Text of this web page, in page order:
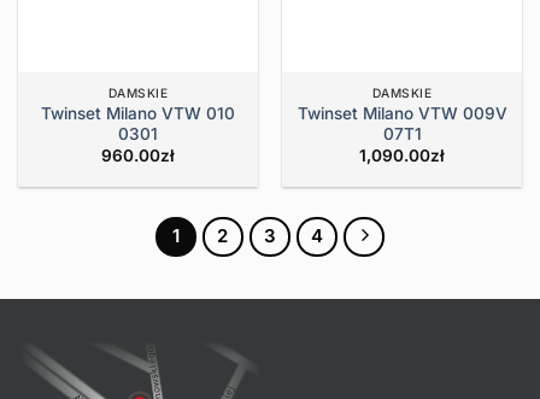
DAMSKIE
Twinset Milano VTW 010
0301
960.00zł
DAMSKIE
Twinset Milano VTW 009V
07T1
1,090.00zł
1 2 3 4